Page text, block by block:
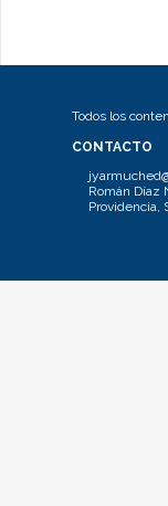
Todos los
CONTACTO
Román Díaz
Providencia,